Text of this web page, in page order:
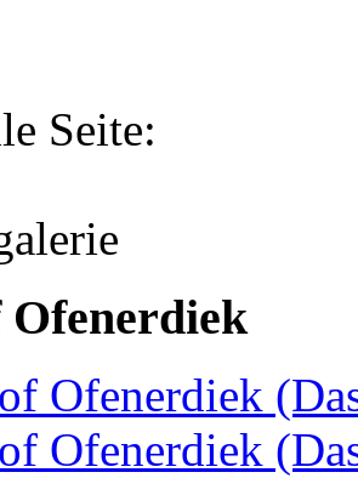
Seite:
Ofenerdiek
Ofenerdiek
Ofenerdiek